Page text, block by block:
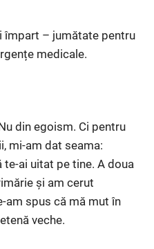
împart – jumătate pentru
medicale.
din egoism. Ci pentru
mi-am dat seama:
ai uitat pe tine. A doua
și am cerut
am spus că mă mut în
veche.